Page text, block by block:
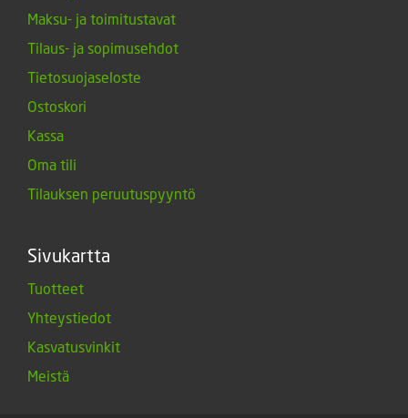
Maksu- ja toimitustavat
Tilaus- ja sopimusehdot
Tietosuojaseloste
Ostoskori
Kassa
Oma tili
Tilauksen peruutuspyyntö
Sivukartta
Tuotteet
Yhteystiedot
Kasvatusvinkit
Meistä